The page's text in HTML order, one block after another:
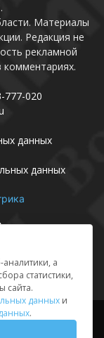
Материалы
Редакция не
рекламной
777-020
данных
данных
а
статистики,
сайта.
данных и
.